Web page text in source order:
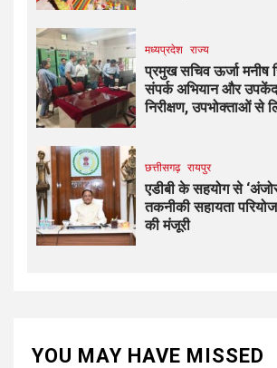
मध्यप्रदेश राज्य
प्रमुख सचिव ऊर्जा मनीष
संपर्क अभियान और
निरीक्षण, उपभोक्ताओं से
छत्तीसगढ़ रायपुर
एडीबी के सहयोग से
तकनीकी सहायता
की मंजूरी
YOU MAY HAVE MISSED